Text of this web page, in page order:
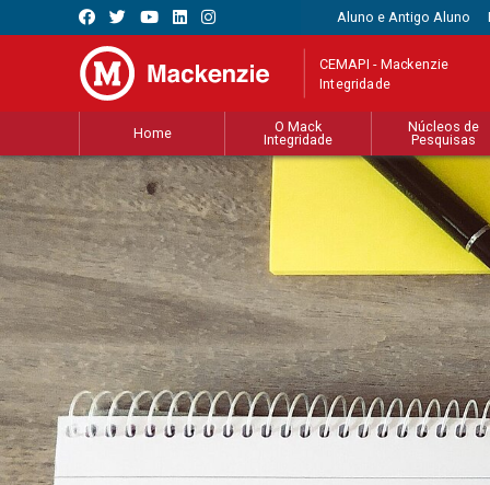
Aluno e Antigo Aluno
CEMAPI - Mackenzie
Integridade
Home
O Mack
Integridade
Núcleos de
Pesquisas